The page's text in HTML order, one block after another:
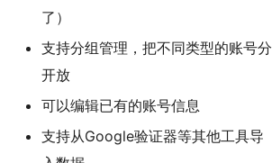
了）
支持分组管理，把不同类型的账号分
开放
可以编辑已有的账号信息
支持从Google验证器等其他工具导